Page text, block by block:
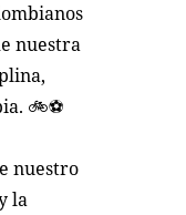
nuestra
🚲⚽️
nuestro
la